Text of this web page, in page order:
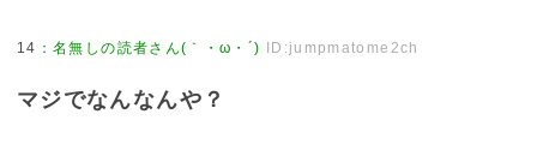
14 ：名無しの読者さん(｀・ω・´) ID:jumpmatome2ch
マジでなんなんや？